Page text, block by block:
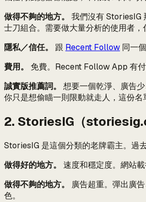
做得不夠的地方。
我們沒有 StoriesIG
士刀組合。需要做大量分析的使用者
隱私／信任。
跟 Recent Follow 同一
費用。
免費。Recent Follow App 有
誠實版推薦詞。
想要一個乾淨、廣告
你只是想偷瞄一則限動就走人，這份
2. StoriesIG（
StoriesIG 是這個分類的老牌霸主。過
做得好的地方。
速度和穩定度。網站
做得不夠的地方。
廣告超重。彈出廣
色。